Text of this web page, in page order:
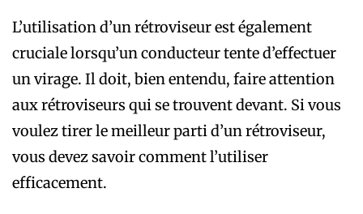
L’utilisation d’un rétroviseur est également
cruciale lorsqu’un conducteur tente d’effectuer
un virage. Il doit, bien entendu, faire attention
aux rétroviseurs qui se trouvent devant. Si vous
voulez tirer le meilleur parti d’un rétroviseur,
vous devez savoir comment l’utiliser
efficacement.